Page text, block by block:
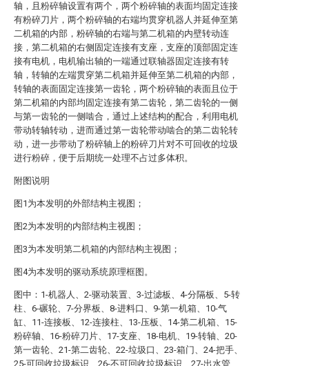
轴，且粉碎轴设置有两个，两个粉碎轴的表面均固定连接
有粉碎刀片，两个粉碎轴的右端均贯穿机器人并延伸至第
二机箱的内部，粉碎轴的右端与第二机箱的内壁转动连
接，第二机箱的右侧固定连接有支座，支座的顶部固定连
接有电机，电机输出轴的一端通过联轴器固定连接有转
轴，转轴的左端贯穿第二机箱并延伸至第二机箱的内部，
转轴的表面固定连接第一齿轮，两个粉碎轴的表面且位于
第二机箱的内部均固定连接有第二齿轮，第二齿轮的一侧
与第一齿轮的一侧啮合，通过上述结构的配合，利用电机
带动转轴转动，进而通过第一齿轮带动啮合的第二齿轮转
动，进一步带动了粉碎轴上的粉碎刀片对不可回收的垃圾
进行粉碎，便于后期统一处理不占过多体积。
附图说明
图1为本发明的外部结构主视图；
图2为本发明的内部结构主视图；
图3为本发明第二机箱的内部结构主视图；
图4为本发明的驱动系统原理框图。
图中：1-机器人、2-驱动装置、3-过滤板、4-分隔板、5-转
柱、6-碾轮、7-分界板、8-进料口、9-第一机箱、10-气
缸、11-连接板、12-连接柱、13-压板、14-第二机箱、15-
粉碎轴、16-粉碎刀片、17-支座、18-电机、19-转轴、20-
第一齿轮、21-第二齿轮、22-垃圾口、23-箱门、24-把手、
25-可回收垃圾标识、26-不可回收垃圾标识、27-出水管、